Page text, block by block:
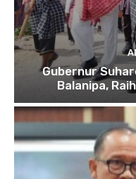
Gubernur
Balanipa,